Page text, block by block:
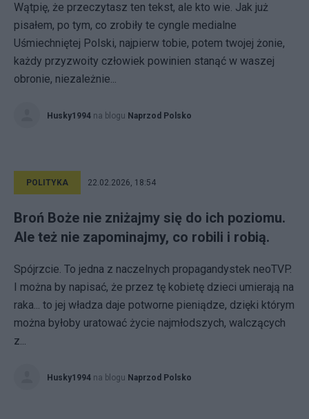
Wątpię, że przeczytasz ten tekst, ale kto wie. Jak już
pisałem, po tym, co zrobiły te cyngle medialne
Uśmiechniętej Polski, najpierw tobie, potem twojej żonie,
każdy przyzwoity człowiek powinien stanąć w waszej
obronie, niezależnie...
Husky1994 na blogu Naprzod Polsko
POLITYKA 22.02.2026, 18:54
Broń Boże nie zniżajmy się do ich poziomu.
Ale też nie zapominajmy, co robili i robią.
Spójrzcie. To jedna z naczelnych propagandystek neoTVP.
I można by napisać, że przez tę kobietę dzieci umierają na
raka... to jej władza daje potworne pieniądze, dzięki którym
można byłoby uratować życie najmłodszych, walczących
z...
Husky1994 na blogu Naprzod Polsko